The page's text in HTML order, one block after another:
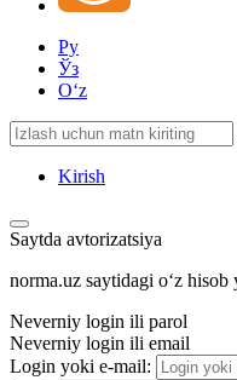
Ру
Ўз
Oʻz
Kirish
Saytda avtorizatsiya
norma.uz saytidagi oʻz
Neverniy login ili parol
Neverniy login ili email
Login yoki e-mail: